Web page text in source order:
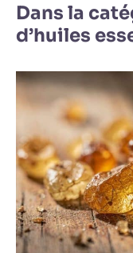
Dans la
d’huiles